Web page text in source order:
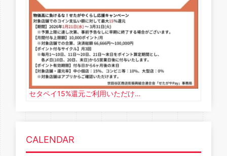
セタペイ15%還元ご利用いただけ…
CALENDAR